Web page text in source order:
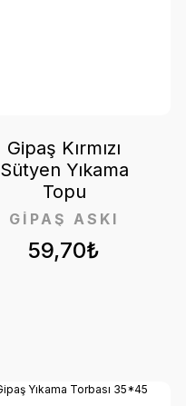
59,70₺
GİPAŞ ASKI
Gipaş Kırmızı
Sütyen Yıkama
Topu